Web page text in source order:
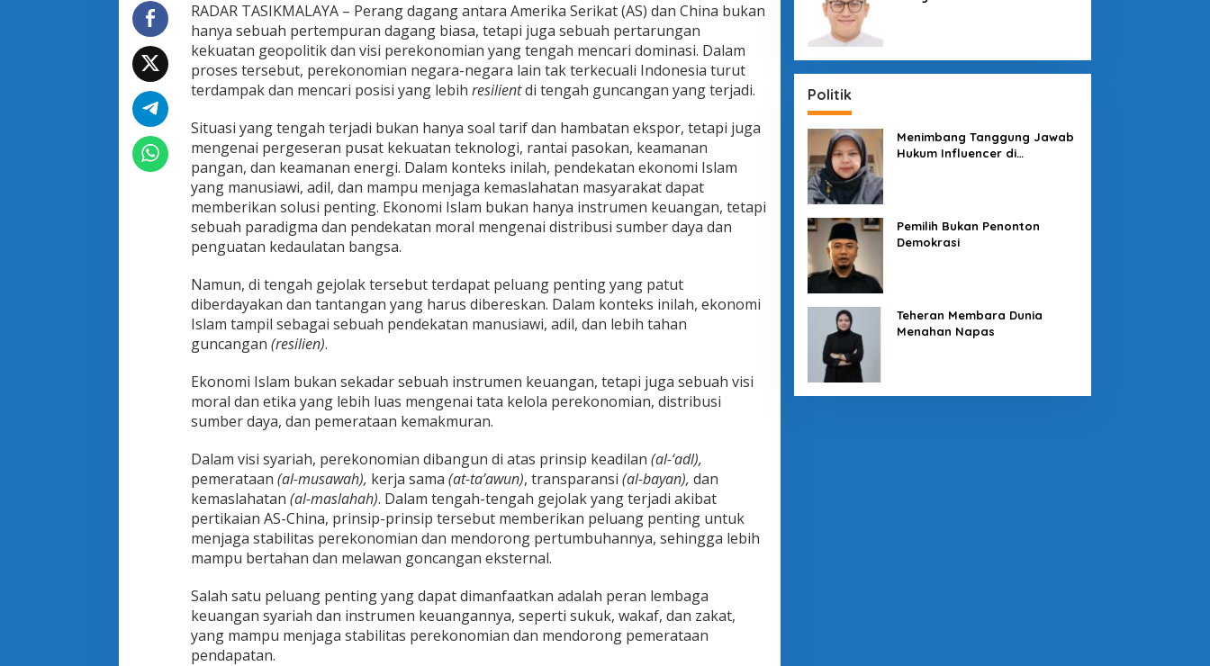
o
i
s
l
M
e
n
g
g
u
n
c
n
g
T
a
t
n
a
n
G
o
b
a
l
RADAR TASIKMALAYA – Perang dagang antara Amerika Serikat (AS) dan China bukan
hanya sebuah pertempuran dagang biasa, tetapi juga sebuah pertarungan
kekuatan geopolitik dan visi perekonomian yang tengah mencari dominasi. Dalam
proses tersebut, perekonomian negara-negara lain tak terkecuali Indonesia turut
terdampak dan mencari posisi yang lebih resilientdi tengah guncangan yang terjadi.
Situasi yang tengah terjadi bukan hanya soal tarif dan hambatan ekspor, tetapi juga
mengenai pergeseran pusat kekuatan teknologi, rantai pasokan, keamanan
pangan, dan keamanan energi. Dalam konteks inilah, pendekatan ekonomi Islam
yang manusiawi, adil, dan mampu menjaga kemaslahatan masyarakat dapat
memberikan solusi penting. Ekonomi Islam bukan hanya instrumen keuangan, tetapi
sebuah paradigma dan pendekatan moral mengenai distribusi sumber daya dan
penguatan kedaulatan bangsa.
Namun, di tengah gejolak tersebut terdapat peluang penting yang patut
diberdayakan dan tantangan yang harus dibereskan. Dalam konteks inilah, ekonomi
Islam tampil sebagai sebuah pendekatan manusiawi, adil, dan lebih tahan
guncangan (resilien).
Ekonomi Islam bukan sekadar sebuah instrumen keuangan, tetapi juga sebuah visi
moral dan etika yang lebih luas mengenai tata kelola perekonomian, distribusi
sumber daya, dan pemerataan kemakmuran.
Dalam visi syariah, perekonomian dibangun di atas prinsip keadilan (al-‘adl),
pemerataan (al-musawah), kerja sama (at-ta’awun), transparansi (al-bayan), dan
kemaslahatan (al-maslahah). Dalam tengah-tengah gejolak yang terjadi akibat
pertikaian AS-China, prinsip-prinsip tersebut memberikan peluang penting untuk
menjaga stabilitas perekonomian dan mendorong pertumbuhannya, sehingga lebih
mampu bertahan dan melawan goncangan eksternal.
Salah satu peluang penting yang dapat dimanfaatkan adalah peran lembaga
keuangan syariah dan instrumen keuangannya, seperti sukuk, wakaf, dan zakat,
yang mampu menjaga stabilitas perekonomian dan mendorong pemerataan
pendapatan.
Politik
Menimbang Tanggung Jawab
Hukum Influencer di
Pemilih Bukan Penonton
Demokrasi
Teheran Membara Dunia
Menahan Napas